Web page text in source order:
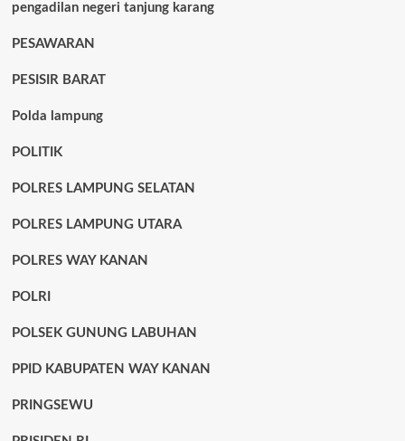
pengadilan negeri tanjung karang
PESAWARAN
PESISIR BARAT
Polda lampung
POLITIK
POLRES LAMPUNG SELATAN
POLRES LAMPUNG UTARA
POLRES WAY KANAN
POLRI
POLSEK GUNUNG LABUHAN
PPID KABUPATEN WAY KANAN
PRINGSEWU